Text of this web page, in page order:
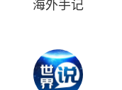
海外手记